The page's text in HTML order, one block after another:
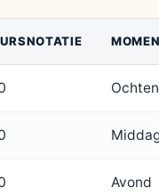
Avond